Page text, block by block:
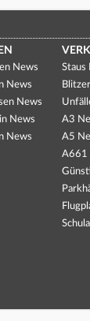
News
News
News
News
News
Staus
A3
A5
A661